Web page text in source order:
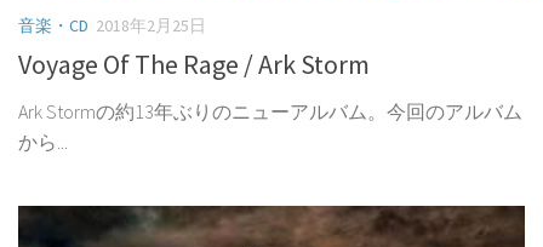
音楽・CD 2018年2月25日
Voyage Of The Rage / Ark Storm
Ark Stormの約13年ぶりのニューアルバム。今回のアルバム
から...